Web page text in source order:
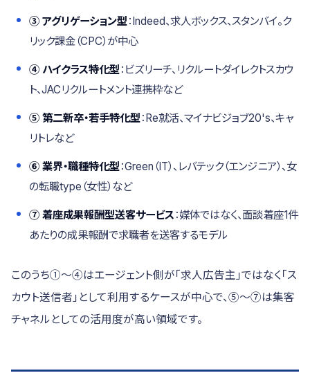
③ アグリゲーション型：Indeed、求人ボックス、スタンバイ。ク
リック課金（CPC）が中心
④ ハイクラス特化型：ビズリーチ、リクルートダイレクトスカウ
ト、JACリクルートメント連携枠など
⑤ 第二新卒・若手特化型：Re就活、マイナビジョブ20's、キャ
リトレなど
⑥ 業界・職種特化型：Green（IT）、レバテック（エンジニア）、女
の転職type（女性）など
⑦ 着座成果報酬型送客サービス ：媒体ではなく、面談着座1件
あたりの成果報酬で求職者を送客するモデル
このうち①〜④はエージェント側が「求人広告主」ではなく「ス
カウト送信者」として利用するケースが中心で、⑤〜⑦は集客
チャネルとしての活用度が高い領域です。